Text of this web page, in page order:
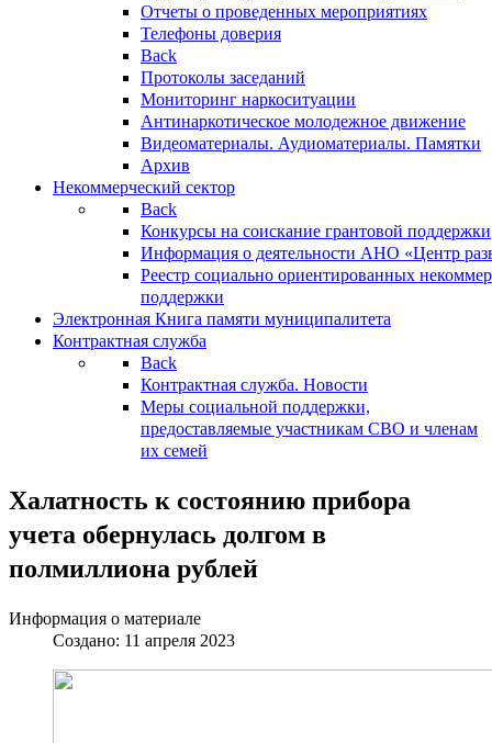
Отчеты о проведенных мероприятиях
Телефоны доверия
Back
Протоколы заседаний
Мониторинг наркоситуации
Антинаркотическое молодежное движение
Видеоматериалы. Аудиоматериалы. Памятки
Архив
Некоммерческий сектор
Back
Конкурсы на соискание грантовой поддержки
Информация о деятельности АНО «Центр
Реестр социально ориентированных
поддержки
Электронная Книга памяти муниципалитета
Контрактная служба
Back
Контрактная служба. Новости
Меры социальной поддержки,
предоставляемые участникам СВО и членам
их семей
Халатность к состоянию прибора
учета обернулась долгом в
полмиллиона рублей
Информация о материале
Создано: 11 апреля 2023